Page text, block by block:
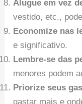
Alugue em vez
vestido, etc.,
Economize nas
e significativo.
Lembre-se das
menores podem
Priorize seus
gastar mais e